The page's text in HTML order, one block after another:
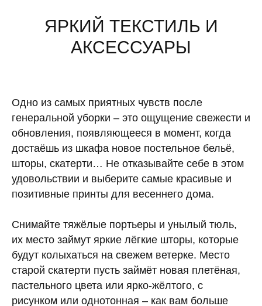
ЯРКИЙ ТЕКСТИЛЬ И
АКСЕССУАРЫ
Одно из самых приятных чувств после
генеральной уборки – это ощущение свежести и
обновления, появляющееся в момент, когда
достаёшь из шкафа новое постельное бельё,
шторы, скатерти… Не отказывайте себе в этом
удовольствии и выберите самые красивые и
позитивные принты для весеннего дома.
Снимайте тяжёлые портьеры и унылый тюль,
их место займут яркие лёгкие шторы, которые
будут колыхаться на свежем ветерке. Место
старой скатерти пусть займёт новая плетёная,
пастельного цвета или ярко-жёлтого, с
рисунком или однотонная – как вам больше